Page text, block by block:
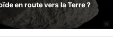
en route vers la Terre ?